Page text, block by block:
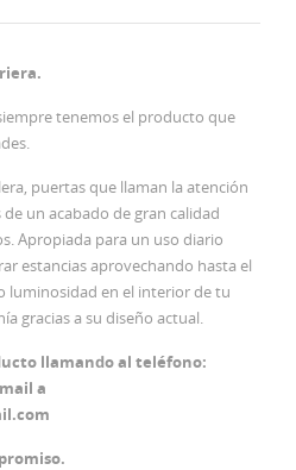
tenemos el producto que
puertas que llaman la atención
un acabado de gran calidad
Apropiada para un uso diario
estancias aprovechando hasta el
luminosidad en el interior de tu
gracias a su diseño actual.
llamando al teléfono:
a